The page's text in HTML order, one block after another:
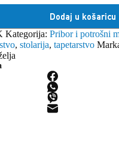
Dodaj u košaricu
Kategorija: Pribor i potrošni
, stolarija, tapetarstvo